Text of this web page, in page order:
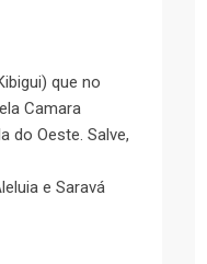
que no
Camara
do Oeste. Salve,
e Saravá